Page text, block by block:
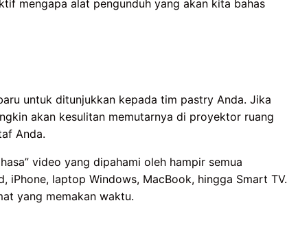
mengapa alat pengunduh yang akan kita bahas
untuk ditunjukkan kepada tim pastry Anda. Jika
akan kesulitan memutarnya di proyektor ruang
Anda.
video yang dipahami oleh hampir semua
laptop Windows, MacBook, hingga Smart TV.
yang memakan waktu.